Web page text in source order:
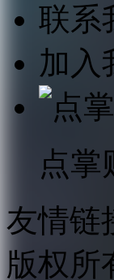
联系
加入
点掌
友情链
版权所